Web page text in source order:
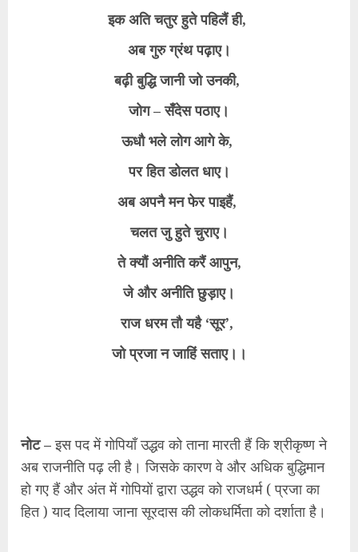
इक अति चतुर हुते पहिलैं ही,
अब गुरु ग्रंथ पढ़ाए।
बढ़ी बुद्धि जानी जो उनकी,
जोग – सँदेस पठाए।
ऊधौ भले लोग आगे के,
पर हित डोलत धाए।
अब अपनै मन फेर पाइहैं,
चलत जु हुते चुराए।
ते क्यौं अनीति करैं आपुन,
जे और अनीति छुड़ाए।
राज धरम तौ यहै ‘सूर’,
जो प्रजा न जाहिं सताए।।
नोट –इस पद में गोपियाँ उद्धव को ताना मारती हैं कि श्रीकृष्ण ने
अब राजनीति पढ़ ली है। जिसके कारण वे और अधिक बुद्धिमान
हो गए हैं और अंत में गोपियों द्वारा उद्धव को राजधर्म ( प्रजा का
हित ) याद दिलाया जाना सूरदास की लोकधर्मिता को दर्शाता है।